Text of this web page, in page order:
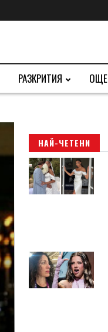
РАЗКРИТИЯ ОЩЕ
НАЙ-ЧЕТЕНИ